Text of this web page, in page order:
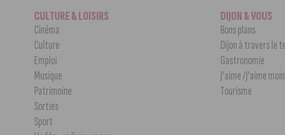
CULTURE & LOISIRS
Cinéma
Culture
Emploi
Musique
Patrimoine
Sorties
Sport
DIJON & VOUS
Bons plans
Dijon à travers le
Gastronomie
J’aime /J’aime
Tourisme